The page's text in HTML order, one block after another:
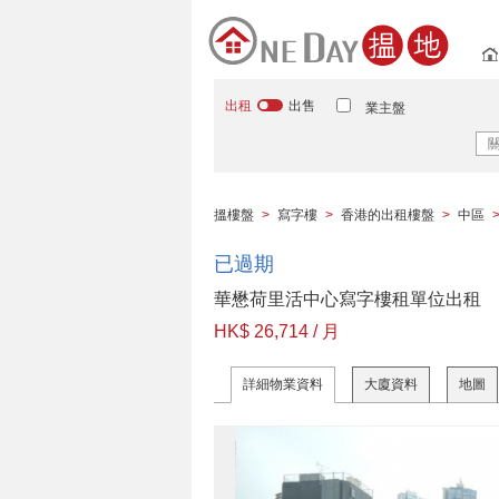
出租 出售 業主盤
搵樓盤 > 寫字樓 > 香港的出租樓盤 > 中區 >
已過期
華懋荷里活中心寫字樓租單位出租
HK$ 26,714 / 月
詳細物業資料 大廈資料 地圖